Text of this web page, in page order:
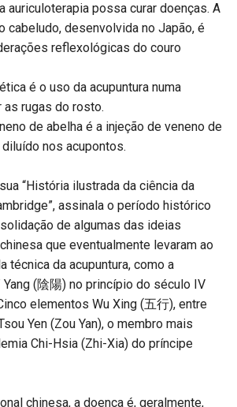
auriculoterapia possa curar doenças. A
cabeludo, desenvolvida no Japão, é
reflexológicas do couro
é o uso da acupuntura numa
rugas do rosto.
de abelha é a injeção de veneno de
nos acupontos.
“História ilustrada da ciência da
assinala o período histórico
de algumas das ideias
que eventualmente levaram ao
técnica da acupuntura, como a
(陰陽) no princípio do século IV
elementos Wu Xing (五行), entre
Yen (Zou Yan), o membro mais
Chi-Hsia (Zhi-Xia) do príncipe
chinesa, a doença é, geralmente,